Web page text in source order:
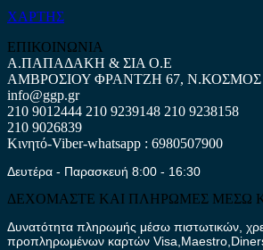
ΧΑΡΤΗΣ
ΕΠΙΚΟΙΝΩΝΙΑ
Α.ΠΑΠΑΔΑΚΗ & ΣΙΑ Ο.Ε
ΑΜΒΡΟΣΙΟΥ ΦΡΑΝΤΖΗ 67, Ν.ΚΟΣΜΟΣ
info@ggp.gr
210 9012444 210 9239148 210 9238158
210 9026839
Κινητό-Viber-whatsapp : 6980507900
Δευτέρα - Παρασκευή 8:00 - 16:30
ΔΕΧΟΜΑΣΤΕ ΚΑΙ ΠΛΗΡΩΜΕΣ ΜΕΣΩ
Δυνατότητα πληρωμής μέσω πιστωτικών,
προπληρωμένων καρτών